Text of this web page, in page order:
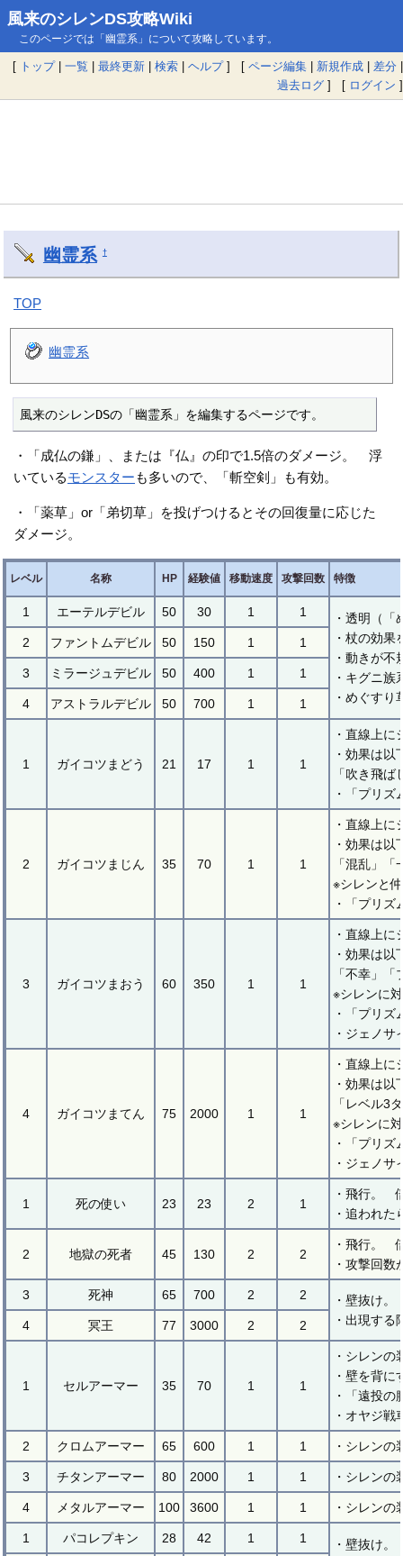
風来のシレンDS攻略Wiki
このページでは「幽霊系」について攻略しています。
[ トップ| 一覧 | 最終更新 | 検索 | ヘルプ] [ ページ編集 | 新規作成 | 差分 |
過去ログ ] [ ログイン ]
幽霊系 †
TOP
幽霊系
風来のシレンDSの「幽霊系」を編集するページです。
・「成仏の鎌」、または『仏』の印で1.5倍のダメージ。 浮
いているモンスターも多いので、「斬空剣」も有効。
・「薬草」or「弟切草」を投げつけるとその回復量に応じた
ダメージ。
レベル 名称 HP 経験値 移動速度 攻撃回数 特徴
1 エーテルデビル 50 30 1 1
・透明（
・杖の効果
・動きが不
・キグニ族
・めぐす
2 ファントムデビル 50 150 1 1
3 ミラージュデビル 50 400 1 1
4 アストラルデビル 50 700 1 1
1 ガイコツまどう 21 17 1 1
・直線上
・効果は
「吹き飛
・「プリ
2 ガイコツまじん 35 70 1 1
・直線上
・効果は
「混乱」
※シレンと
・「プリ
3 ガイコツまおう 60 350 1 1
・直線上
・効果は
「不幸」
※シレンに
・「プリ
・ジェノサ
4 ガイコツまてん 75 2000 1 1
・直線上
・効果は
「レベル3
※シレンに
・「プリ
・ジェノサ
1 死の使い 23 23 2 1
・飛行。
・追われ
2 地獄の死者 45 130 2 2
・飛行。
・攻撃回数
3 死神 65 700 2 2
・壁抜け
・出現す
4 冥王 77 3000 2 2
1 セルアーマー 35 70 1 1
・シレン
・壁を背
・「遠投
・オヤジ戦
2 クロムアーマー 65 600 1 1 ・シレン
3 チタンアーマー 80 2000 1 1 ・シレン
4 メタルアーマー 100 3600 1 1 ・シレン
1 パコレプキン 28 42 1 1
・壁抜け。